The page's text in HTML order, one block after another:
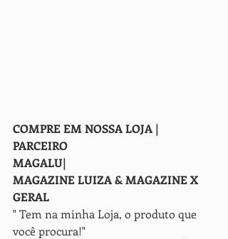
COMPRE EM NOSSA LOJA |
PARCEIRO
MAGALU|
MAGAZINE LUIZA & MAGAZINE X
GERAL
" Tem na minha Loja, o produto que
você procura!"